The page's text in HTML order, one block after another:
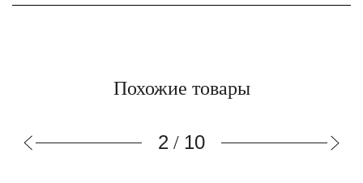
Похожие товары
3 / 10